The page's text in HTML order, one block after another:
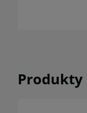
Produkty